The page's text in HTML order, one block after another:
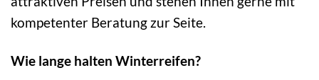
kompetenter Beratung zur Seite.
Wie lange halten Winterreifen?